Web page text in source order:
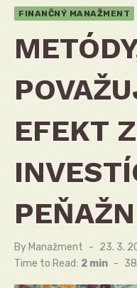
FINANČNÝ MANAŽMENT
EFEKT Z
By Manažment
Posted
on
23. 3.
Time to Read: 2 min -